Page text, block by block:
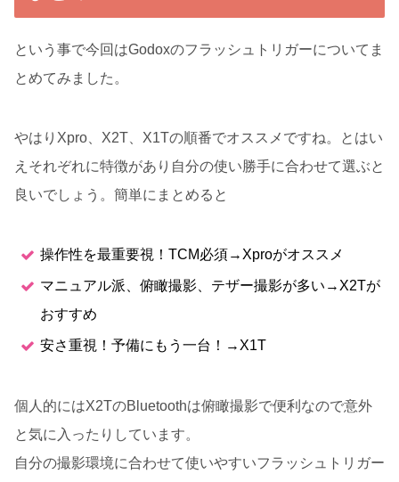
という事で今回はGodoxのフラッシュトリガーについてま
とめてみました。
やはりXpro、X2T、X1Tの順番でオススメですね。とはい
えそれぞれに特徴があり自分の使い勝手に合わせて選ぶと
良いでしょう。簡単にまとめると
操作性を最重要視！TCM必須→Xproがオススメ
マニュアル派、俯瞰撮影、テザー撮影が多い→X2Tが
おすすめ
安さ重視！予備にもう一台！→X1T
個人的にはX2TのBluetoothは俯瞰撮影で便利なので意外
と気に入ったりしています。
自分の撮影環境に合わせて使いやすいフラッシュトリガー